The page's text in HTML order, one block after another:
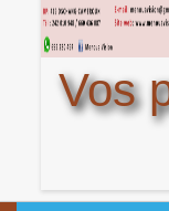
Vos